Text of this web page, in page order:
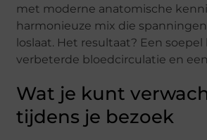
met moderne anatomische
harmonieuze mix die
loslaat. Het resultaat? Een soepel
verbeterde bloedcirculatie en
Wat je kunt
tijdens je bezoek